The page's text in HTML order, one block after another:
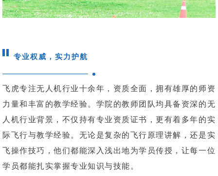
专业权威，实力护航
飞虎专注无人机行业十余年，资质全面，拥有雄厚的师资
力量和丰富的教学经验。学院的教师团队均具备资深的无
人机行业背景，不仅持有专业资质证书，更有着多年的实
际飞行与教学经验。无论是复杂的飞行原理讲解，还是实
飞操作技巧，他们都能深入浅出地为学员传授，让每一位
学员都能扎实掌握专业知识与技能。